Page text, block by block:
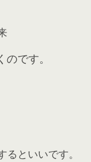
です。
るといいです。